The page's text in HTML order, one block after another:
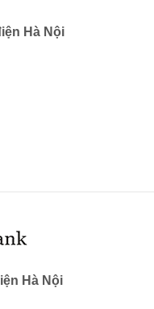
Hà Nội
Hà Nội